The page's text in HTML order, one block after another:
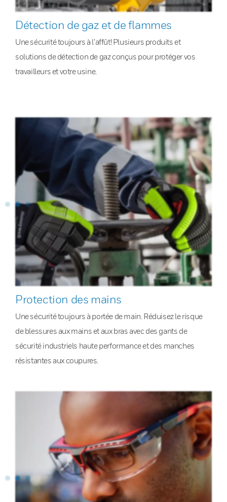
Détection de gaz et de flammes
Une sécurité toujours à l’affût! Plusieurs produits et
solutions de détection de gaz conçus pour protéger vos
travailleurs et votre usine.
Protection des mains
Une sécurité toujours à portée de main. Réduisez le risque
de blessures aux mains et aux bras avec des gants de
sécurité industriels haute performance et des manches
résistantes aux coupures.